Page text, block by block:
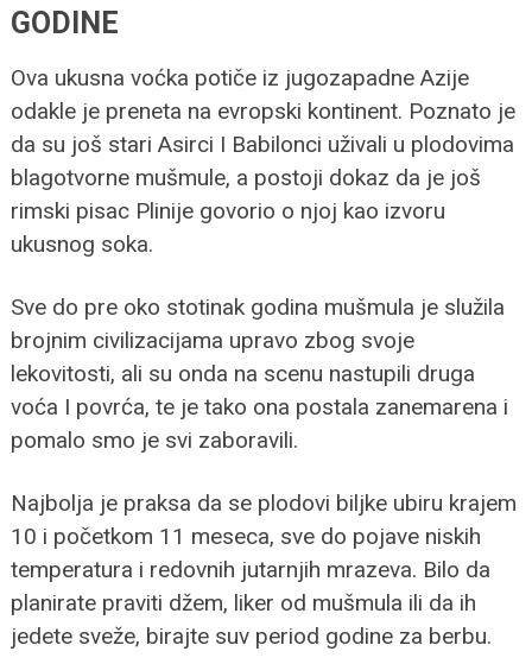
GODINE
Ova ukusna voćka potiče iz jugozapadne Azije
odakle je preneta na evropski kontinent. Poznato je
da su još stari Asirci I Babilonci uživali u plodovima
blagotvorne mušmule, a postoji dokaz da je još
rimski pisac Plinije govorio o njoj kao izvoru
ukusnog soka.
Sve do pre oko stotinak godina mušmula je služila
brojnim civilizacijama upravo zbog svoje
lekovitosti, ali su onda na scenu nastupili druga
voća I povrća, te je tako ona postala zanemarena i
pomalo smo je svi zaboravili.
Najbolja je praksa da se plodovi biljke ubiru krajem
10 i početkom 11 meseca, sve do pojave niskih
temperatura i redovnih jutarnjih mrazeva. Bilo da
planirate praviti džem, liker od mušmula ili da ih
jedete sveže, birajte suv period godine za berbu.